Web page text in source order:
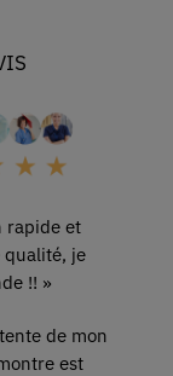
rapide et
je
!! »
de mon
est